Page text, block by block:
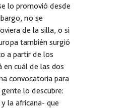
lo promovió desde
no se
de la silla, o si
también surgió
a partir de los
en cuál de las dos
convocatoria para
lo descubre:
la africana- que